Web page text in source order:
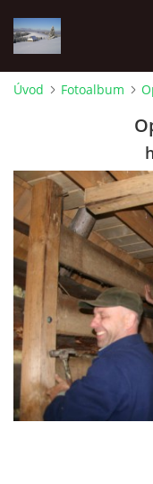
FOTOALBUM
PRE ČLENOV
Pozemkové
Úvod Fotoalbum